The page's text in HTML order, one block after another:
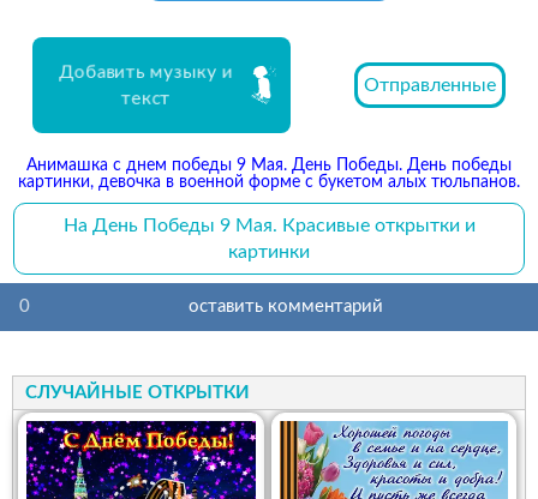
Добавить музыку и
текст
Отправленные
Анимашка с днем победы 9 Мая. День Победы. День победы
картинки, девочка в военной форме с букетом алых тюльпанов.
На День Победы 9 Мая. Красивые открытки и
картинки
0 оставить комментарий
СЛУЧАЙНЫЕ ОТКРЫТКИ